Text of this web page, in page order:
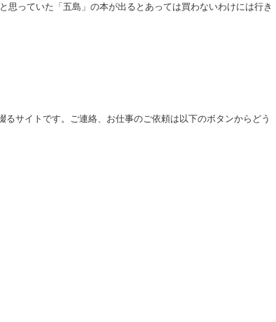
っていた「五島」の本が出るとあっては買わないわけには行き
サイトです。ご連絡、お仕事のご依頼は以下のボタンからどう